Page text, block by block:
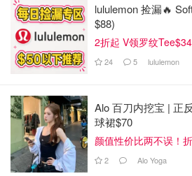
该意见草案是对1973年保证联邦宪
和随后的1992年计划生育诉凯西案
定。阿利托写道："罗伊Roe从一开
"法院意见 "的文件中写道。"现在是
交还给人民选举的代表的时候了。"
对有争议的案件的审议在过去是不
流传，大法官们可以，有时也会改
lululemon 捡漏🔥
$88)
2折起 V领罗纹
24 5 lululemon
Alo 百刀内挖宝 | 正
球裙$70
颜值性价比两不误！
2 Alo Yoga